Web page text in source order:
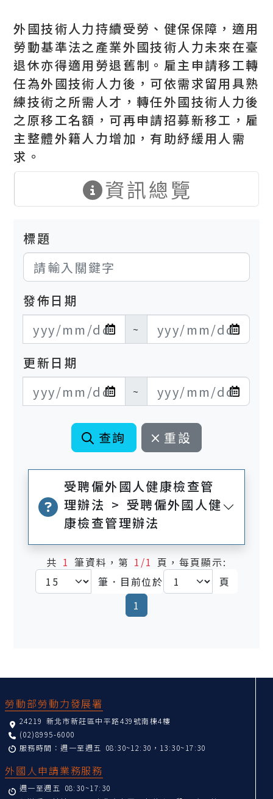
外國技術人力持續受勞、健保保障，適用
勞動基準法之產業外國技術人力未來在臺
退休亦得適用勞退舊制。雇主申請移工轉
任為外國技術人力後，可依需求留用具熟
練技術之所需人才，轉任外國技術人力後
之原移工名額，可再申請招募新移工，雇
主整體外籍人力增加，有助紓緩用人需
求。
資訊總覽
標題
發佈日期
發布日期開始
~
發布日期結束
更新日期
更新日期開始
~
更新日期結束
查詢 重設
受聘僱外國人健康檢查管
理辦法 > 受聘僱外國人健
康檢查管理辦法
共 1筆資料，第 1/1 頁，每頁顯示:
筆．目前位於
頁
1
勞動部勞動力發展署
24219 新北市新莊區中平路439號南棟4樓
(02)8995-6000
服務時間：週一至週五 08:30~12:30，13:30~17:30
外國人申請業務服務
週一至週五 08:30~17:30